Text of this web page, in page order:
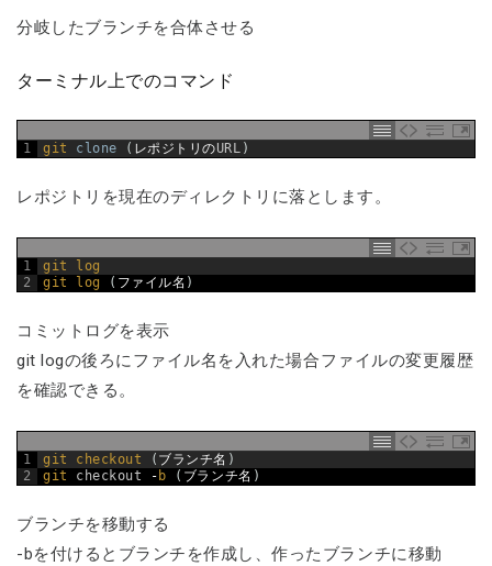
分岐したブランチを合体させる
ターミナル上でのコマンド
1 git clone ( レポジトリのURL )
レポジトリを現在のディレクトリに落とします。
1
2
git
log
git
log ( ファイル名 )
コミットログを表示
git logの後ろにファイル名を入れた場合ファイルの変更履歴
を確認できる。
1
2
git checkout ( ブランチ名 )
git checkout - b ( ブランチ名 )
ブランチを移動する
-bを付けるとブランチを作成し、作ったブランチに移動